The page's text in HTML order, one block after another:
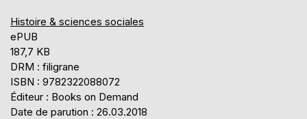
Histoire & sciences sociales
ePUB
187,7 KB
DRM : filigrane
ISBN : 9782322088072
Éditeur : Books on Demand
Date de parution : 26.03.2018